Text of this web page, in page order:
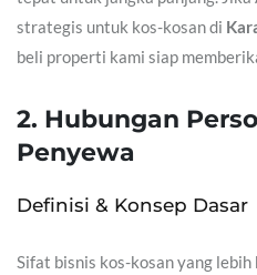
strategis untuk kos-kosan di
beli properti kami siap
2. Hubungan
Penyewa
Definisi & Konsep Dasar
Sifat bisnis kos-kosan yang